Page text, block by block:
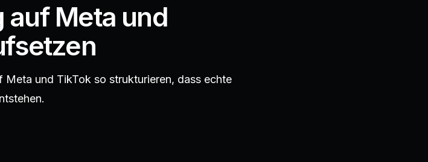
auf Meta und
Meta und TikTok so strukturieren, dass echte